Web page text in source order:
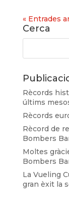
« Entrades
Cerca
Rècords
últims
Rècords
Rècord de
Bombers
Moltes
Bombers
La Vueling
gran èxit la